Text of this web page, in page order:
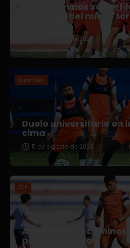
Correcaminos se
arranque del nuevo
5 de agosto de 2026
Expansión
Duelo universitario en
cima
5 de agosto de 2026
TDP
Afianza Correcaminos
pretemporada